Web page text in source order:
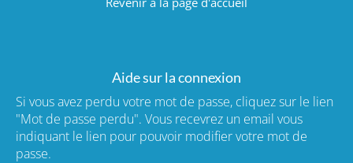
Aide sur la connexion
Si vous avez perdu votre mot de passe, cliquez sur le lien
"Mot de passe perdu". Vous recevrez un email vous
indiquant le lien pour pouvoir modifier votre mot de
passe.